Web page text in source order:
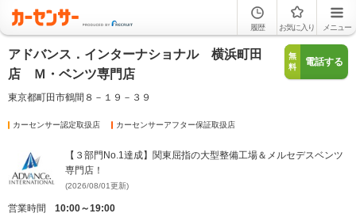
履歴 お気に入り メニュー
アドバンス．インターナショナル 横浜町田
店 Ｍ・ベンツ専門店
東京都町田市鶴間８－１９－３９
無
料
電話する
カーセンサー認定取扱店 カーセンサーアフター保証取扱店
【３部門No.1達成】関東屈指の大型整備工場＆メルセデスベンツ
専門店！
(2026/08/01更新)
営業時間
10:00～19:00